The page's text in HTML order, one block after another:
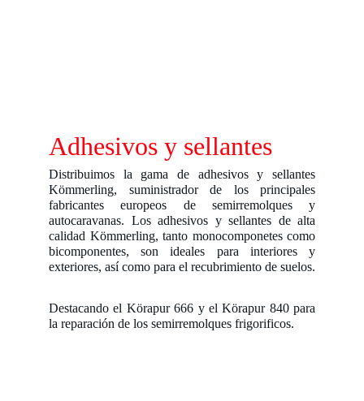
Adhesivos y sellantes
Distribuimos la gama de adhesivos y sellantes
Kömmerling, suministrador de los principales
fabricantes europeos de semirremolques y
autocaravanas. Los adhesivos y sellantes de alta
calidad Kömmerling, tanto monocomponetes como
bicomponentes, son ideales para interiores y
exteriores, así como para el recubrimiento de suelos.
Destacando el Körapur 666 y el Körapur 840 para
la reparación de los semirremolques frigorificos.